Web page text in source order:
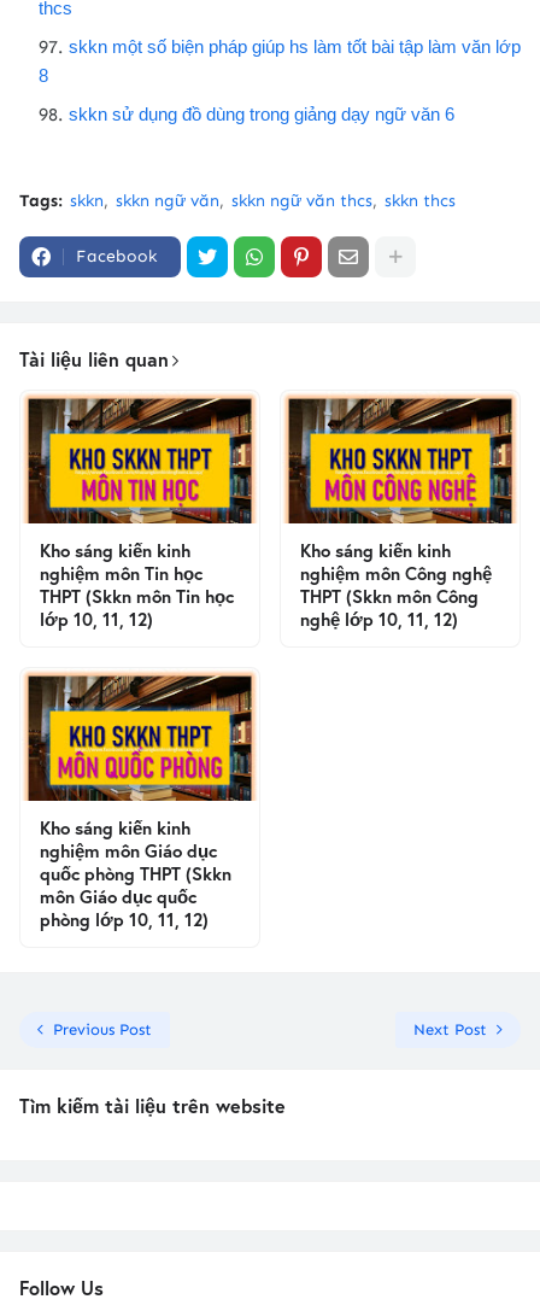
thcs
skkn một số biện pháp giúp hs làm tốt bài tập làm văn lớp
8
skkn sử dụng đồ dùng trong giảng dạy ngữ văn 6
Tags: skkn skkn ngữ văn skkn ngữ văn thcs skkn thcs
Facebook
Tài liệu liên quan
Kho sáng kiến kinh
nghiệm môn Tin học
THPT (Skkn môn Tin học
lớp 10, 11, 12)
Kho sáng kiến kinh
nghiệm môn Công nghệ
THPT (Skkn môn Công
nghệ lớp 10, 11, 12)
Kho sáng kiến kinh
nghiệm môn Giáo dục
quốc phòng THPT (Skkn
môn Giáo dục quốc
phòng lớp 10, 11, 12)
Previous Post Next Post
Tìm kiếm tài liệu trên website
Follow Us